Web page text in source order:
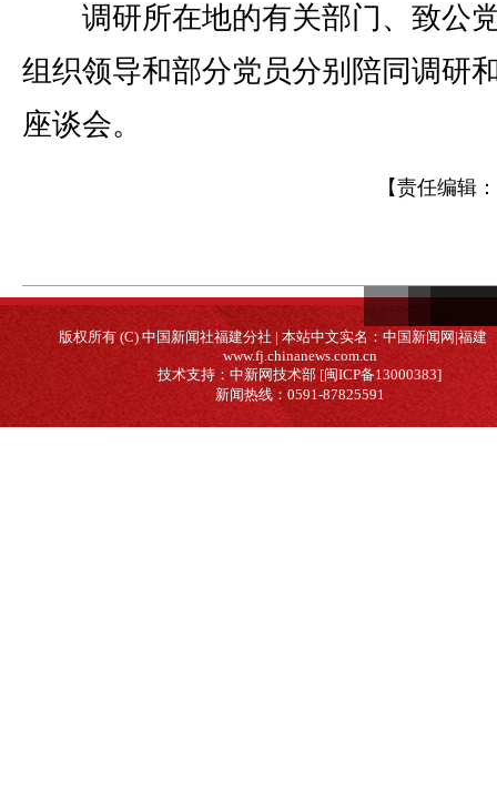
调研所在地的有关部门、致公
组织领导和部分党员分别陪同调研
座谈会。
【责任编辑：
版权所有 (C) 中国新闻社福建分社 | 本站中文实名：中国新闻网|福建
www.fj.chinanews.com.cn
技术支持：中新网技术部 [闽ICP备13000383]
新闻热线：0591-87825591